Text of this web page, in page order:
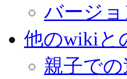
バージ
他のwikiと
親子で